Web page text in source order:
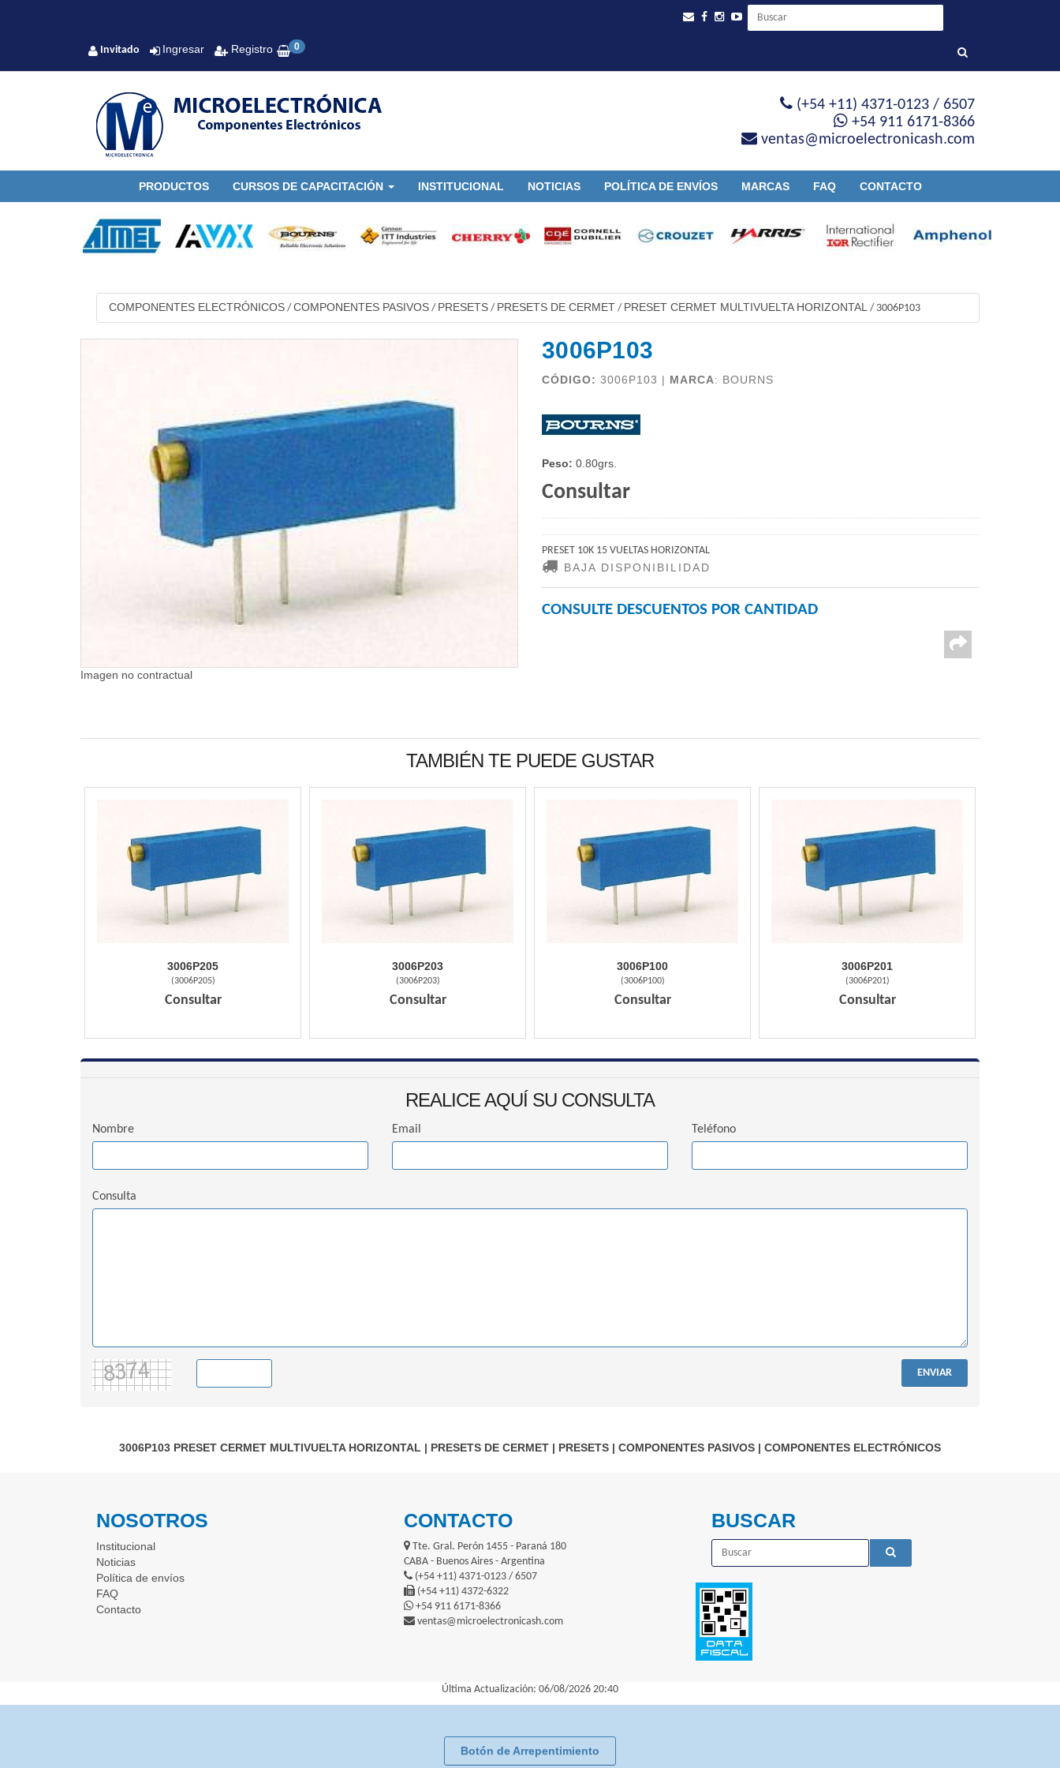
Invitado Ingresar Registro 0
PRODUCTOS CURSOS DE CAPACITACIÓN INSTITUCIONAL NOTICIAS POLÍTICA DE ENVÍOS MARCAS FAQ CONTACTO
(+54 +11) 4371-0123 / 6507
+54 911 6171-8366
ventas@microelectronicash.com
COMPONENTES ELECTRÓNICOS / COMPONENTES PASIVOS / PRESETS / PRESETS DE CERMET / PRESET CERMET MULTIVUELTA HORIZONTAL / 3006P103
Imagen no contractual
3006P103
CÓDIGO: 3006P103 | MARCA: BOURNS
Peso: 0.80grs.
Consultar
PRESET 10K 15 VUELTAS HORIZONTAL
BAJA DISPONIBILIDAD
CONSULTE DESCUENTOS POR CANTIDAD
TAMBIÉN TE PUEDE GUSTAR
3006P205
(3006P205)
Consultar
3006P203
(3006P203)
Consultar
3006P100
(3006P100)
Consultar
3006P201
(3006P201)
Consultar
REALICE AQUÍ SU CONSULTA
Nombre Email Teléfono
Consulta
ENVIAR
3006P103 PRESET CERMET MULTIVUELTA HORIZONTAL | PRESETS DE CERMET | PRESETS | COMPONENTES PASIVOS | COMPONENTES ELECTRÓNICOS
NOSOTROS
Institucional
Noticias
Política de envíos
FAQ
Contacto
CONTACTO
Tte. Gral. Perón 1455 - Paraná 180
CABA - Buenos Aires - Argentina
(+54 +11) 4371-0123 / 6507
(+54 +11) 4372-6322
+54 911 6171-8366
ventas@microelectronicash.com
BUSCAR
Última Actualización: 06/08/2026 20:40
Botón de Arrepentimiento